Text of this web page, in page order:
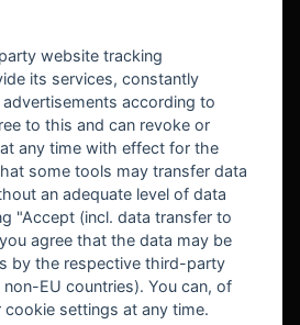
website tracking
its services, constantly
according to
to this and can revoke or
any time with effect for the
some tools may transfer data
an adequate level of data
"Accept (incl. data transfer to
agree that the data may be
by the respective third-party
EU countries). You can, of
settings at any time.